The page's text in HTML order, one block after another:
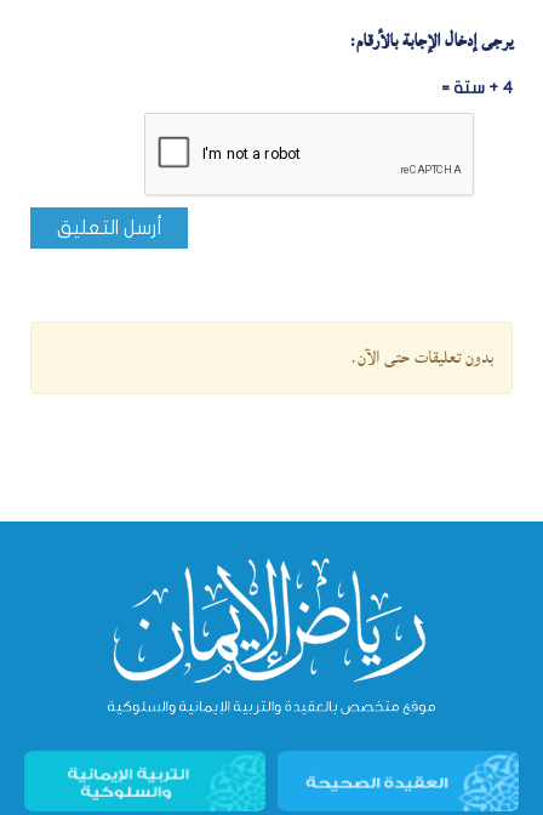
يرجى إدخال الإجابة بالأرقام:
4 + ستة =
أرسل التعليق
بدون تعليقات حتى الآن.